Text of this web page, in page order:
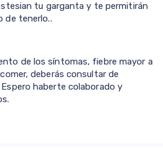
tu garganta y te permitirán
de tenerlo..
de los síntomas, fiebre mayor a
deberás consultar de
haberte colaborado y